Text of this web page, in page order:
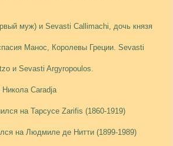
муж) и Sevasti Callimachi, дочь князя
Манос, Королевы Греции. Sevasti
и Sevasti Argyropoulos.
Caradja
на Тарсусе Zarifis (1860-1919)
на Людмиле де Нитти (1899-1989)